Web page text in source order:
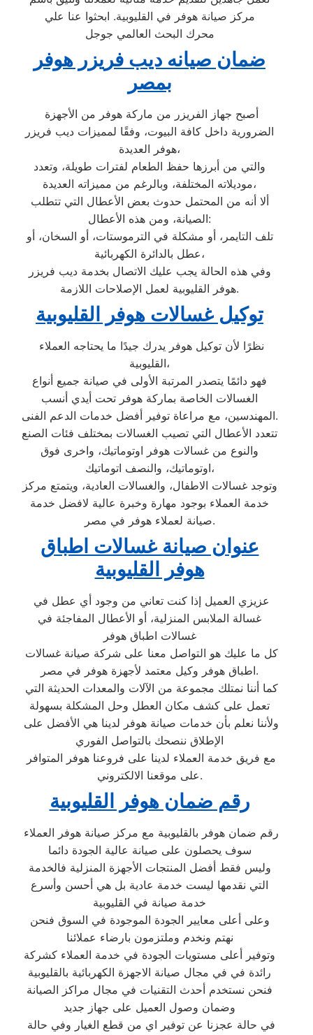
مركز صيانة هوفر في القليوبية. ابحثوا عنا علي
محرك البحث العالمي جوجل
ضمان صيانه ديب فريزر هوفر
بمصر
الضرورية داخل كافة البيوت، وفقًا لمميزات ديب فريزر
هوفر العديدة،
والتي من أبرزها حفظ الطعام لفترات طويلة، وتعدد
موديلاته المختلفة، وبالرغم من مميزاته العديدة،
ألا أنه من المحتمل حدوث بعض الأعطال التي تتطلب
الصيانة، ومن هذه الأعطال:
تلف التايمر، أو مشكلة في الترموستات، أو السخان، أو
عطل بالدائرة الكهربائية،
وفي هذه الحالة يجب عليك الاتصال بخدمة ديب فريزر
هوفر القليوبية لعمل الإصلاحات اللازمة.
توكيل غسالات هوفر القليوبية
القليوبية،
فهو دائمًا يتصدر المرتبة الأولى في صيانة جميع أنواع
الغسالات الخاصة بماركة هوفر تحت أيدي أنسب
المهندسين، مع مراعاة توفير أفضل خدمات الدعم الفنى.
تتعدد الأعطال التي تصيب الغسالات بمختلف فئات الصنع
والنوع من غسالات هوفر اوتوماتيك، واخرى فوق
اوتوماتيك، والنصف اتوماتيك،
وتوجد غسالات الاطفال، والغسالات العادية، ويتمتع مركز
خدمة العملاء بوجود مهارة وخبرة عالية لافضل خدمة
صيانة لعملاء هوفر في مصر.
عنوان صيانة غسالات اطباق
هوفر القليوبية
غسالة الملابس المنزلية، أو الأعطال المفاجئة في
غسالات اطباق هوفر
اطباق هوفر وكيل معتمد لأجهزة هوفر في مصر.
تعمل على كشف مكان العطل وحل المشكلة بسهولة
الإطلاق ننصحك بالتواصل الفوري
على موقعنا الالكتروني.
رقم ضمان هوفر القليوبية
سوف يحصلون على صيانة عالية الجودة دائما
وليس فقط أفضل المنتجات الأجهزة المنزلية فالخدمة
التي نقدمها ليست خدمة عادية بل هي أحسن وأسرع
خدمة صيانة في القليوبية
وعلى أعلى معايير الجودة الموجودة في السوق فنحن
نهتم ونخدم وملتزمون بارضاء عملائنا
وتوفير أعلى مستويات الجودة في خدمة العملاء كشركة
رائدة في في مجال صيانة الاجهزة الكهربائية بالقليوبية
فنحن نستخدم أحدث التقنيات في مجال مراكز الصيانة
وضمان وصول العميل على جهاز جديد